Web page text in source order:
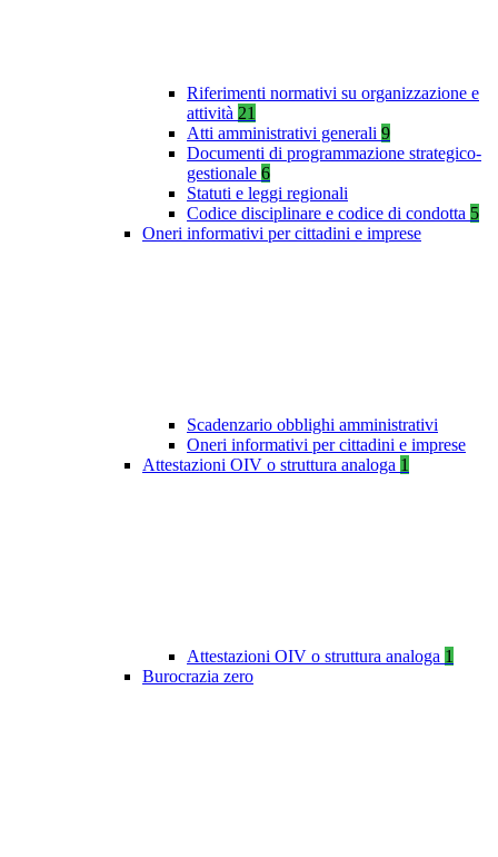
Riferimenti normativi su organizzazione e
attività 21
Atti amministrativi generali 9
Documenti di programmazione strategico-
gestionale 6
Statuti e leggi regionali
Codice disciplinare e codice di condotta 5
Oneri informativi per cittadini e imprese
Scadenzario obblighi amministrativi
Oneri informativi per cittadini e imprese
Attestazioni OIV o struttura analoga 1
Attestazioni OIV o struttura analoga 1
Burocrazia zero